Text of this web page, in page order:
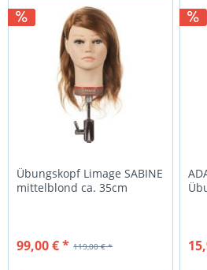
Übungskopf Limage SABINE
mittelblond ca. 35cm
119,00 € *
99,00 € *